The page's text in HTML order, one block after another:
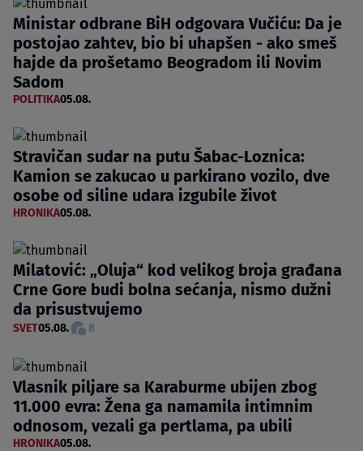
Ministar odbrane BiH odgovara Vučiću: Da je
postojao zahtev, bio bi uhapšen - ako smeš
hajde da prošetamo Beogradom ili Novim
Sadom
POLITIKA05.08.
Stravičan sudar na putu Šabac-Loznica:
Kamion se zakucao u parkirano vozilo, dve
osobe od siline udara izgubile život
HRONIKA05.08.
Milatović: „Oluja“ kod velikog broja građana
Crne Gore budi bolna sećanja, nismo dužni
da prisustvujemo
SVET05.08. 8
Vlasnik piljare sa Karaburme ubijen zbog
11.000 evra: Žena ga namamila intimnim
odnosom, vezali ga pertlama, pa ubili
HRONIKA05.08.